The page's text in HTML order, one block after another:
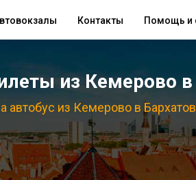
Контакты Помощь и
из Кемерово в
автобус из Кемерово в